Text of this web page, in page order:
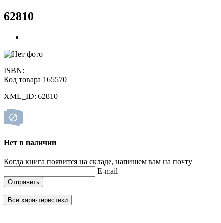
62810
ISBN:
Код товара 165570
XML_ID: 62810
Нет в наличии
Когда книга появится на складе, напишем вам на почту
E-mail
Отправить
Все характеристики